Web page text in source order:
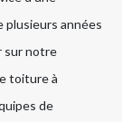
plusieurs années
sur notre
toiture à
de